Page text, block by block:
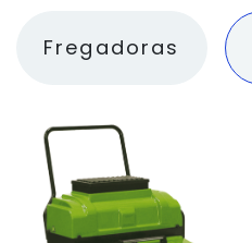
Fregadoras